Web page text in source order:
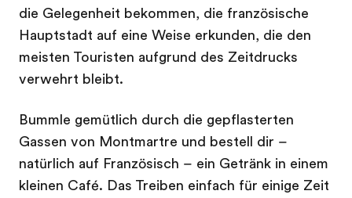
die Gelegenheit bekommen, die französische
Hauptstadt auf eine Weise erkunden, die den
meisten Touristen aufgrund des Zeitdrucks
verwehrt bleibt.
Bummle gemütlich durch die gepflasterten
Gassen von Montmartre und bestell dir –
natürlich auf Französisch – ein Getränk in einem
kleinen Café. Das Treiben einfach für einige Zeit